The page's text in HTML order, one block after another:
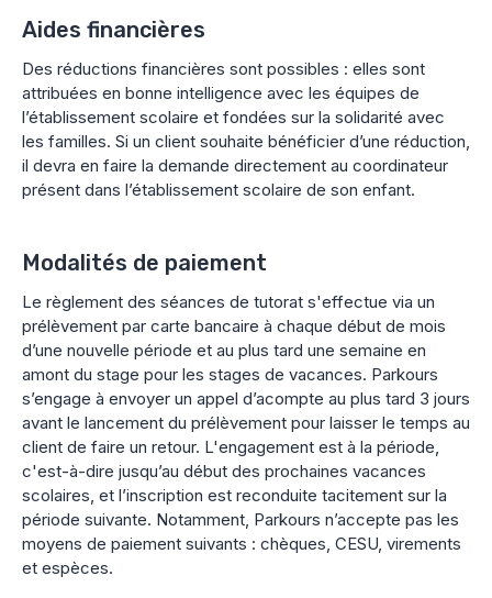
Aides financières
Des réductions financières sont possibles : elles sont
attribuées en bonne intelligence avec les équipes de
l’établissement scolaire et fondées sur la solidarité avec
les familles. Si un client souhaite bénéficier d’une réduction,
il devra en faire la demande directement au coordinateur
présent dans l’établissement scolaire de son enfant.
Modalités de paiement
Le règlement des séances de tutorat s'effectue via un
prélèvement par carte bancaire à chaque début de mois
d’une nouvelle période et au plus tard une semaine en
amont du stage pour les stages de vacances. Parkours
s’engage à envoyer un appel d’acompte au plus tard 3 jours
avant le lancement du prélèvement pour laisser le temps au
client de faire un retour. L'engagement est à la période,
c'est-à-dire jusqu’au début des prochaines vacances
scolaires, et l’inscription est reconduite tacitement sur la
période suivante. Notamment, Parkours n’accepte pas les
moyens de paiement suivants : chèques, CESU, virements
et espèces.